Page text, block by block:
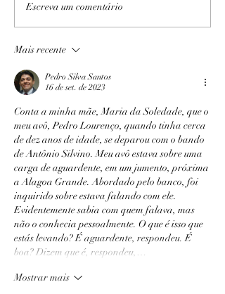
Escreva um comentário
Mais recente
Pedro Silva Santos
16 de set. de 2023
Conta a minha mãe, Maria da Soledade, que o
meu avô, Pedro Lourenço, quando tinha cerca
de dez anos de idade, se deparou com o bando
de Antônio Silvino. Meu avô estava sobre uma
carga de aguardente, em um jumento, próxima
a Alagoa Grande. Abordado pelo banco, foi
inquirido sobre estava falando com ele.
Evidentemente sabia com quem falava, mas
não o conhecia pessoalmente. O que é isso que
estás levando? É aguardente, respondeu. É
boa? Dizem que é, respondeu,…
Mostrar mais